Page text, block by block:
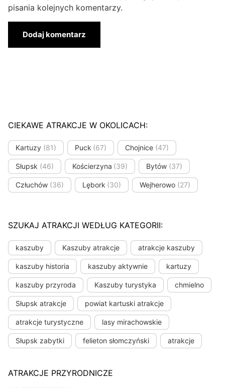
pisania kolejnych komentarzy.
CIEKAWE ATRAKCJE W OKOLICACH:
Kartuzy (81) Puck (67) Chojnice (47)
Słupsk (46) Kościerzyna (39) Bytów (37)
Człuchów (36) Lębork (30) Wejherowo (27)
SZUKAJ ATRAKCJI WEDŁUG KATEGORII:
kaszuby Kaszuby atrakcje atrakcje kaszuby
kaszuby historia kaszuby aktywnie kartuzy
kaszuby przyroda Kaszuby turystyka chmielno
Słupsk atrakcje powiat kartuski atrakcje
atrakcje turystyczne lasy mirachowskie
Słupsk zabytki felieton słomczyński atrakcje
ATRAKCJE PRZYRODNICZE